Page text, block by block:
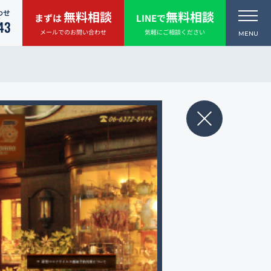
せ まずは無料相談
メールでのお問い合わせ
LINEで無料相談
気軽にご相談ください